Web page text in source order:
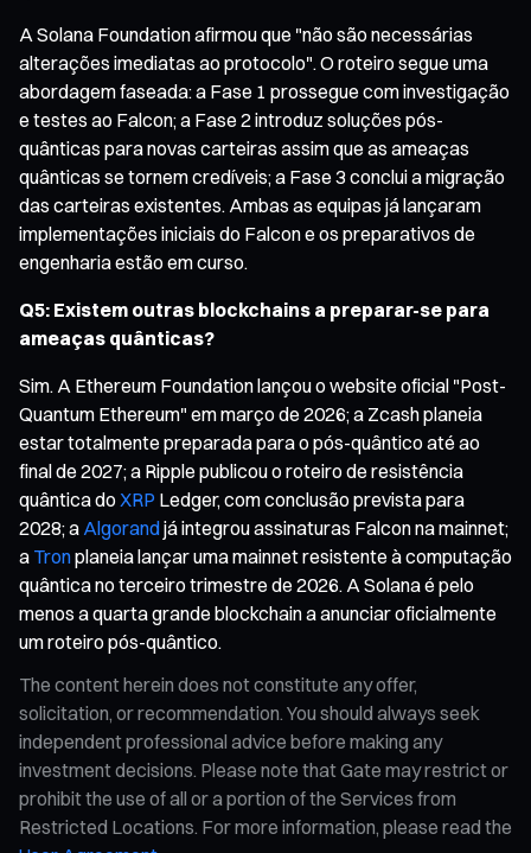
A Solana Foundation afirmou que "não são necessárias
alterações imediatas ao protocolo". O roteiro segue uma
abordagem faseada: a Fase 1 prossegue com investigação
e testes ao Falcon; a Fase 2 introduz soluções pós-
quânticas para novas carteiras assim que as ameaças
quânticas se tornem credíveis; a Fase 3 conclui a migração
das carteiras existentes. Ambas as equipas já lançaram
implementações iniciais do Falcon e os preparativos de
engenharia estão em curso.
Q5: Existem outras blockchains a preparar-se para
ameaças quânticas?
Sim. A Ethereum Foundation lançou o website oficial "Post-
Quantum Ethereum" em março de 2026; a Zcash planeia
estar totalmente preparada para o pós-quântico até ao
final de 2027; a Ripple publicou o roteiro de resistência
quântica do XRP Ledger, com conclusão prevista para
2028; a Algorandjá integrou assinaturas Falcon na mainnet;
a Tronplaneia lançar uma mainnet resistente à computação
quântica no terceiro trimestre de 2026. A Solana é pelo
menos a quarta grande blockchain a anunciar oficialmente
um roteiro pós-quântico.
The content herein does not constitute any offer,
solicitation, or recommendation. You should always seek
independent professional advice before making any
investment decisions. Please note that Gate may restrict or
prohibit the use of all or a portion of the Services from
Restricted Locations. For more information, please read the